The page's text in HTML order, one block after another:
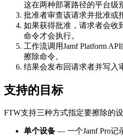
这在两种部署路径的平台级
批准者审查该请求并批准或
如果获得批准，请求者会收
命令才会执行。
工作流调用Jamf Platform
擦除命令。
结果会发布回请求者并写入
支持的目标
FTW支持三种方式指定要擦除的设
单个设备 — 一个Jamf Pro记